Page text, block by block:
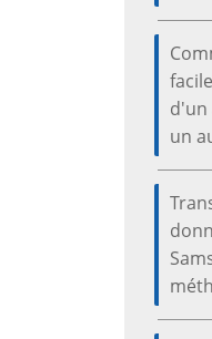
d'un
un